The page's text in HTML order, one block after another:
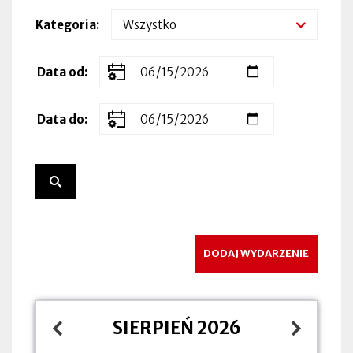
Kategoria
Zakres
dat
Data od
Data do
DODAJ WYDARZENIE
SIERPIEŃ 2026